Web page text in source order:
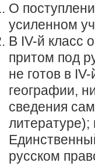
О
усиленном
В IV-й класс
притом под
не готов в
географии,
сведения
литературе);
русском